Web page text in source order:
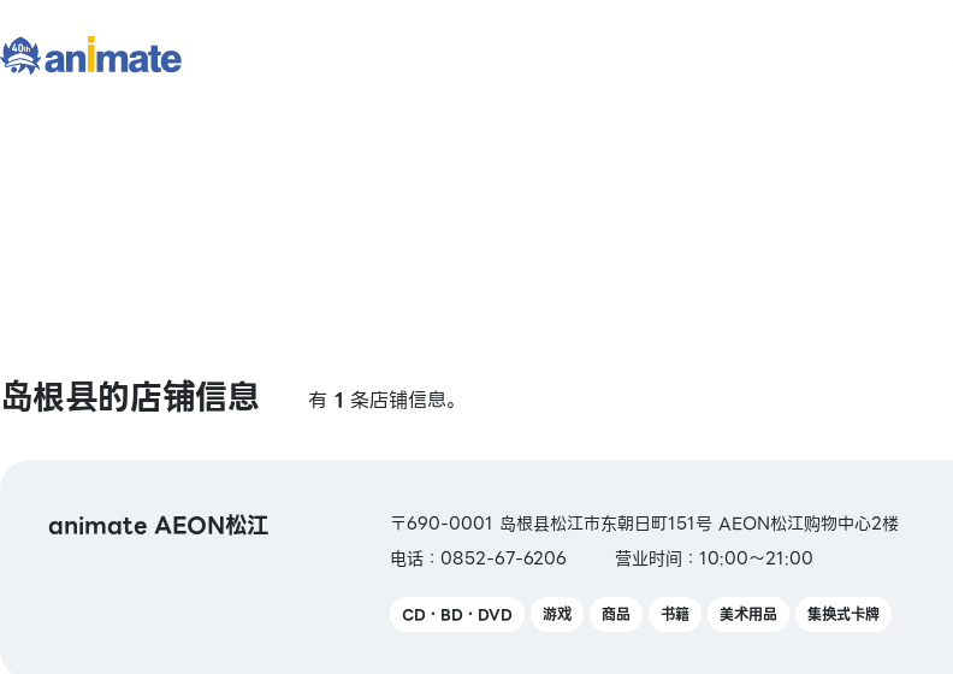
岛根县的店铺信息 有 1 条店铺信息。
animate AEON松江
〒690-0001 岛根县松江市东朝日町151号 AEON松江购物中心2楼
电话：0852-67-6206
营业时间：10:00～21:00
CD・BD・DVD 游戏 商品 书籍 美术用品 集换式卡牌